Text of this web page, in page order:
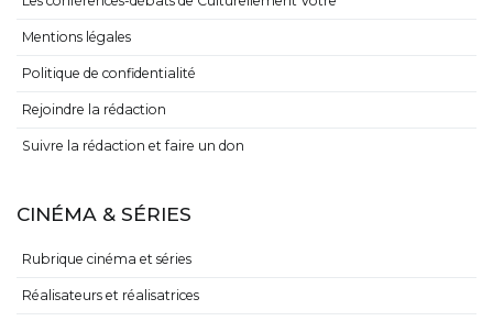
Mentions légales
Politique de confidentialité
Rejoindre la rédaction
Suivre la rédaction et faire un don
CINÉMA & SÉRIES
Rubrique cinéma et séries
Réalisateurs et réalisatrices